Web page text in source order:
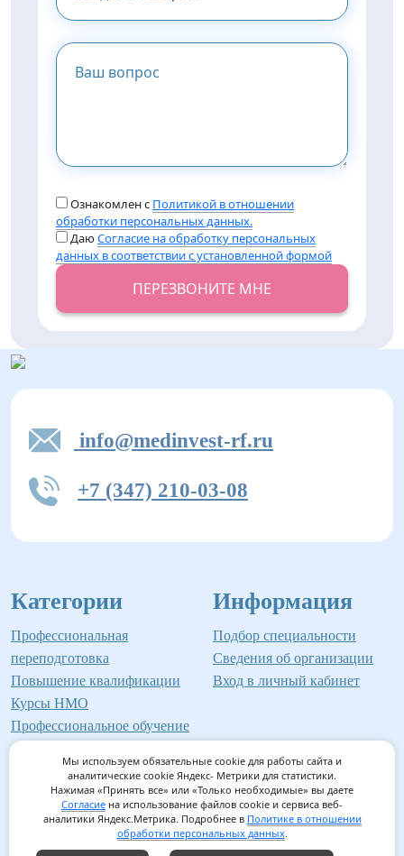
Ознакомлен с Политикой в отношении
обработки персональных данных.
ДаюСогласие на обработку персональных
данных в соответствии с установленной формой
ПЕРЕЗВОНИТЕ МНЕ
info@medinvest-rf.ru
+7 (347) 210-03-08
Категории
Профессиональная
переподготовка
Повышение квалификации
Курсы НМО
Профессиональное обучение
Информация
Подбор специальности
Сведения об организации
Вход в личный кабинет
©2026 Институт профессионального образования
Мед-Инвест
Мы используем обязательные cookie для работы сайта и
аналитические cookie Яндекс- Метрики для статистики.
Нажимая «Принять все» или «Только необходимые» вы даете
Согласие на использование файлов cookie и сервиса веб-
аналитики Яндекс.Метрика. Подробнее в Политике в отношении
обработки персональных данных.